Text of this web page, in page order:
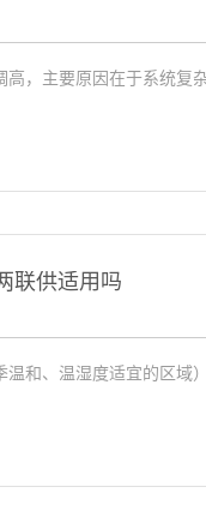
，主要原因在于系统复
联供适用吗
、温湿度适宜的区域）